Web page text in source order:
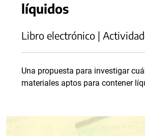
líquidos
Libro electrónico |
Una propuesta para investigar
materiales aptos para contener